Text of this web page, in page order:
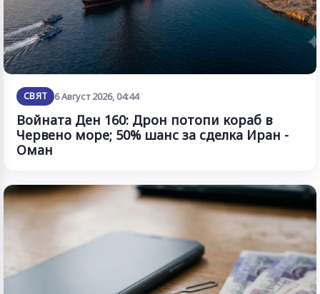
СВЯТ 6 Август 2026, 04:44
Войната Ден 160: Дрон потопи кораб в
Червено море; 50% шанс за сделка Иран -
Оман